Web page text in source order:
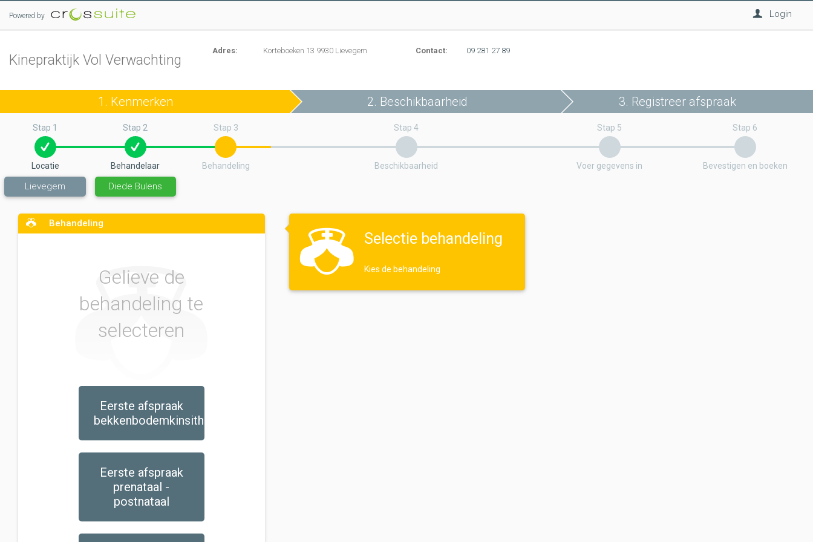
Powered by Login
Kinepraktijk Vol Verwachting
Adres: Korteboeken 13 9930 Lievegem Contact: 09 281 27 89
1. Kenmerken 2. Beschikbaarheid 3. Registreer afspraak
Stap 1
Locatie
Lievegem
Stap 2
Behandelaar
Diede Bulens
Stap 3
Behandeling
Stap 4
Beschikbaarheid
Stap 5
Voer gegevens in
Stap 6
Bevestigen en boeken
Behandeling
Gelieve de
behandeling te
selecteren
Eerste afspraak
bekkenbodemkinsitherapie
Eerste afspraak
prenataal -
postnataal
Selectie behandeling
Kies de behandeling